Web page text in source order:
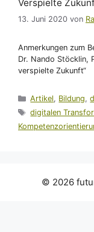
Verspielte
13. Juni 2020 von
Anmerkungen zum
Dr. Nando Stöcklin,
verspielte Zukunft“
Kategorien
Artikel, Bildung,
Schlagwörter
digitalen
© 2026